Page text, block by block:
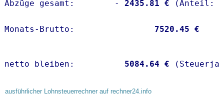
Abzüge gesamt:        -
2435.81 €
Monats-Brutto: 7520.45 €
netto bleiben: 5084.64 €
ausführlicher Lohnsteuerrechner auf rechner24.info